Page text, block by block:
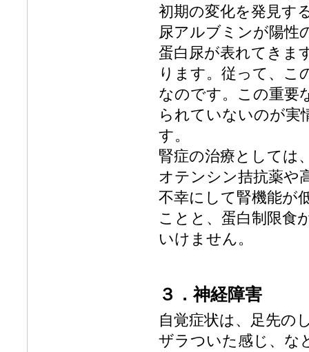
初期の変化を発見す
尿アルブミンが陽性
蛋白尿が表れてきま
ります。従って、こ
なのです。この重要
られていないのが実
す。
腎症の治療としては
オテンシン拮抗薬や
不幸にして腎機能が
ことと、蛋白制限食
いけません。
３．神経障害
自覚症状は、足先の
ザラついた感じ、な